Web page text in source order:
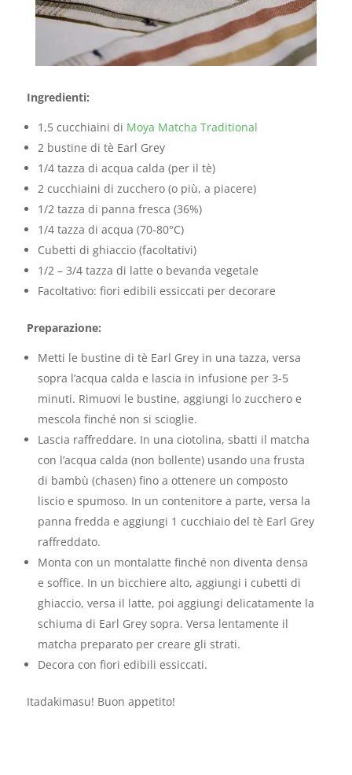
Ingredienti:
1,5 cucchiaini di Moya Matcha Traditional
2 bustine di tè Earl Grey
1/4 tazza di acqua calda (per il tè)
2 cucchiaini di zucchero (o più, a piacere)
1/2 tazza di panna fresca (36%)
1/4 tazza di acqua (70-80°C)
Cubetti di ghiaccio (facoltativi)
1/2 – 3/4 tazza di latte o bevanda vegetale
Facoltativo: fiori edibili essiccati per decorare
Preparazione:
Metti le bustine di tè Earl Grey in una tazza, versa
sopra l’acqua calda e lascia in infusione per 3-5
minuti. Rimuovi le bustine, aggiungi lo zucchero e
mescola finché non si scioglie.
Lascia raffreddare. In una ciotolina, sbatti il matcha
con l’acqua calda (non bollente) usando una frusta
di bambù (chasen) fino a ottenere un composto
liscio e spumoso. In un contenitore a parte, versa la
panna fredda e aggiungi 1 cucchiaio del tè Earl Grey
raffreddato.
Monta con un montalatte finché non diventa densa
e soffice. In un bicchiere alto, aggiungi i cubetti di
ghiaccio, versa il latte, poi aggiungi delicatamente la
schiuma di Earl Grey sopra. Versa lentamente il
matcha preparato per creare gli strati.
Decora con fiori edibili essiccati.
Itadakimasu! Buon appetito!